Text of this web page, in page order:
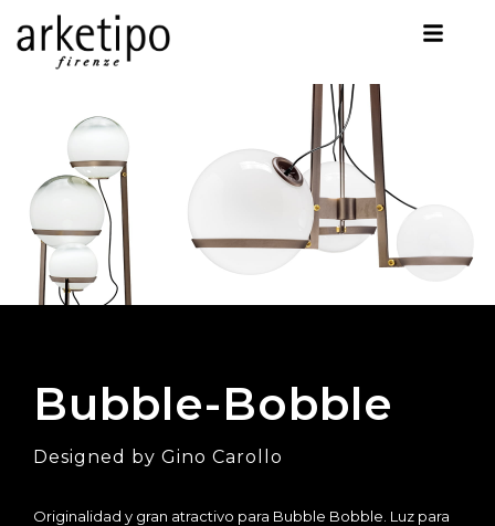
Bubble-Bobble
Designed by Gino Carollo
Originalidad y gran atractivo para Bubble Bobble. Luz para